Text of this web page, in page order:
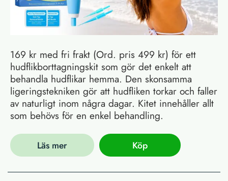
169 kr med fri frakt (Ord. pris 499 kr) för ett
hudflikborttagningskit som gör det enkelt att
behandla hudflikar hemma. Den skonsamma
ligeringstekniken gör att hudfliken torkar och faller
av naturligt inom några dagar. Kitet innehåller allt
som behövs för en enkel behandling.
Läs mer Köp